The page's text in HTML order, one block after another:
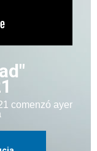
comenzó ayer